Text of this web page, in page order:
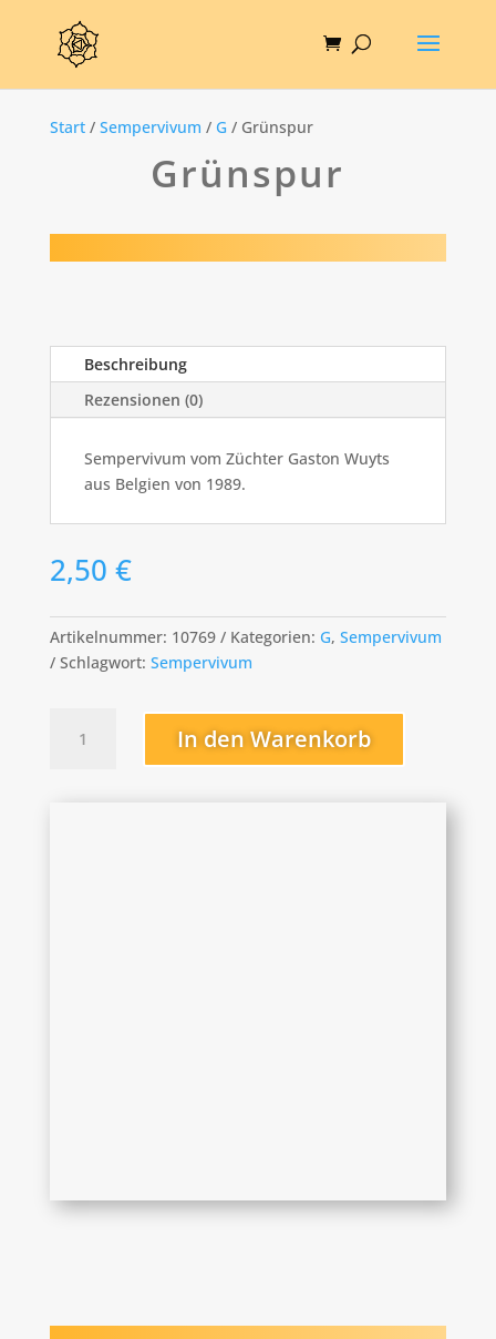
Start/ Sempervivum / G / Grünspur
Grünspur
Beschreibung
Rezensionen (0)
Sempervivum vom Züchter Gaston Wuyts
aus Belgien von 1989.
2,50 €
Artikelnummer: 10769 Kategorien: G, Sempervivum
Schlagwort: Sempervivum
Menge
In den Warenkorb